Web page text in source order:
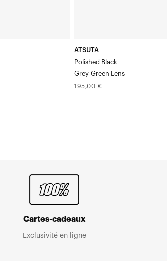
ATSUTA
Polished Black
Grey-Green Lens
Prix
195,00 €
Cartes-cadeaux
Exclusivité en ligne